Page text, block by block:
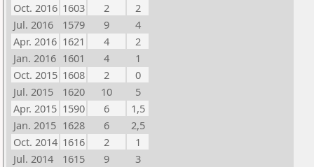
Oct. 2016 1603 2
2
Jul. 2016
1579 9
4
Apr. 2016 1621 4
2
Jan. 2016 1601 4
1
Oct. 2015 1608 2
0
Jul. 2015
1620 10
5
Apr. 2015 1590 6
1,5
Jan. 2015 1628 6
2,5
Oct. 2014 1616 2
1
Jul. 2014
1615 9
3